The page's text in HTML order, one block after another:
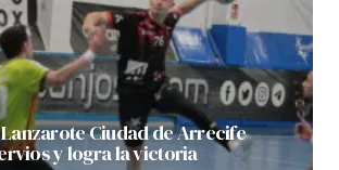
Ciudad de Arrecife
y logra la victoria